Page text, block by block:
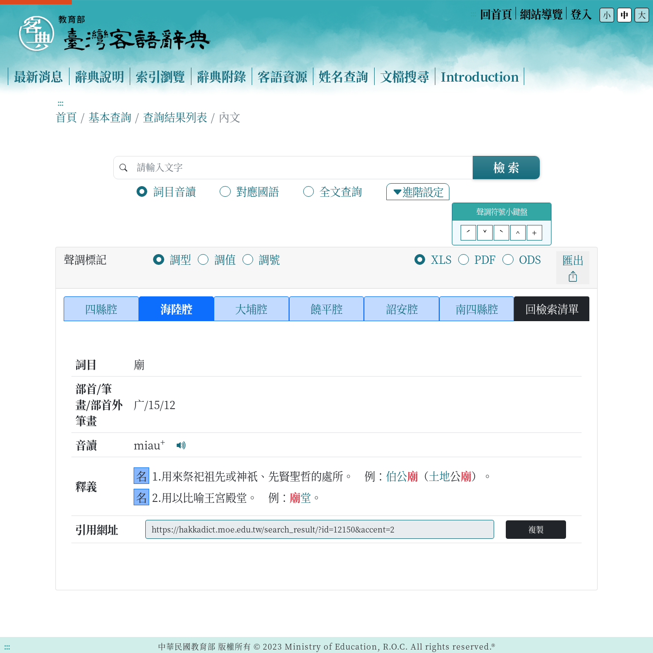
回首頁 網站導覽 登入 小 中 大
最新消息 辭典說明 索引瀏覽 辭典附錄 客語資源 姓名查詢 文檔搜尋 Introduction
:::
首頁 基本查詢 查詢結果列表 內文
詞目音讀 對應國語 全文查詢 進階設定
檢 索
聲調符號小鍵盤
ˊ
ˇ ˋ ^ +
聲調標記 調型 調值 調號 XLS PDF ODS 匯出
四縣腔 海陸腔 大埔腔 饒平腔 詔安腔 南四縣腔 回檢索清單
詞目
廟
部首/筆
畫/部首外
筆畫
广/15/12
音讀 miau+
釋義
名 1.用來祭祀祖先或神祇、先賢聖哲的處所。 例： 伯公廟 （土地公廟）。
名 2.用以比喻王宮殿堂。 例： 廟堂 。
引用網址 複製
:::
中華民國教育部 版權所有 © 2023 Ministry of Education, R.O.C. All rights reserved.®